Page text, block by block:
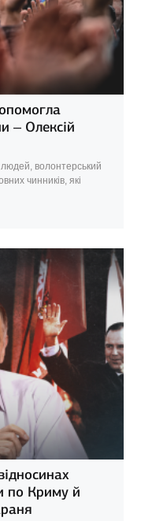
– Олексій
волонтерський
чинників, які
по Криму й